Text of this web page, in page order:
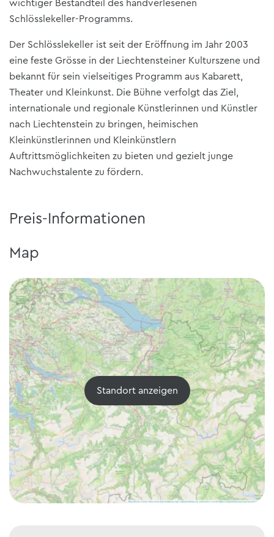
wichtiger Bestandteil des handverlesenen
Schlösslekeller-Programms.
Der Schlösslekeller ist seit der Eröffnung im Jahr 2003
eine feste Grösse in der Liechtensteiner Kulturszene und
bekannt für sein vielseitiges Programm aus Kabarett,
Theater und Kleinkunst. Die Bühne verfolgt das Ziel,
internationale und regionale Künstlerinnen und Künstler
nach Liechtenstein zu bringen, heimischen
Kleinkünstlerinnen und Kleinkünstlern
Auftrittsmöglichkeiten zu bieten und gezielt junge
Nachwuchstalente zu fördern.
Preis-Informationen
Map
Standort anzeigen